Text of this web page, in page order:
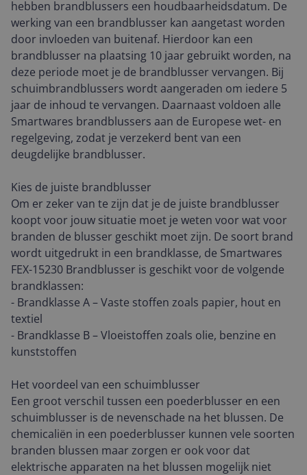
hebben brandblussers een houdbaarheidsdatum. De
werking van een brandblusser kan aangetast worden
door invloeden van buitenaf. Hierdoor kan een
brandblusser na plaatsing 10 jaar gebruikt worden, na
deze periode moet je de brandblusser vervangen. Bij
schuimbrandblussers wordt aangeraden om iedere 5
jaar de inhoud te vervangen. Daarnaast voldoen alle
Smartwares brandblussers aan de Europese wet- en
regelgeving, zodat je verzekerd bent van een
deugdelijke brandblusser.
Kies de juiste brandblusser
Om er zeker van te zijn dat je de juiste brandblusser
koopt voor jouw situatie moet je weten voor wat voor
branden de blusser geschikt moet zijn. De soort brand
wordt uitgedrukt in een brandklasse, de Smartwares
FEX-15230 Brandblusser is geschikt voor de volgende
brandklassen:
- Brandklasse A – Vaste stoffen zoals papier, hout en
textiel
- Brandklasse B – Vloeistoffen zoals olie, benzine en
kunststoffen
Het voordeel van een schuimblusser
Een groot verschil tussen een poederblusser en een
schuimblusser is de nevenschade na het blussen. De
chemicaliën in een poederblusser kunnen vele soorten
branden blussen maar zorgen er ook voor dat
elektrische apparaten na het blussen mogelijk niet